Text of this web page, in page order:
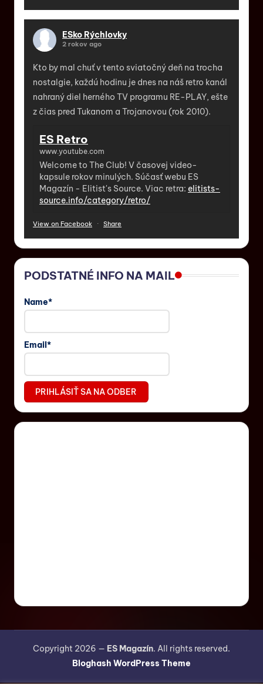
ESko Rýchlovky
2 rokov ago
Kto by mal chuť v tento sviatočný deň na trocha
nostalgie, každú hodinu je dnes na náš retro kanál
nahraný diel herného TV programu RE-PLAY, ešte
z čias pred Tukanom a Trojanovou (rok 2010).
ES Retro
www.youtube.com
Welcome to The Club! V časovej video-
kapsule rokov minulých. Súčasť webu ES
Magazín - Elitist's Source. Viac retra: elitists-
source.info/category/retro/
View on Facebook · Share
PODSTATNÉ INFO NA MAIL
Name*
Email*
Copyright 2026 — ES Magazín. All rights reserved.
Bloghash WordPress Theme